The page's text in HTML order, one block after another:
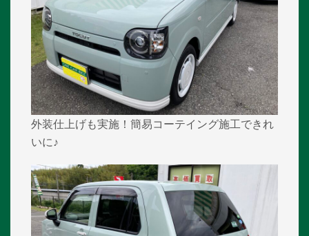
外装仕上げも実施！簡易コーテイング施工できれ
いに♪